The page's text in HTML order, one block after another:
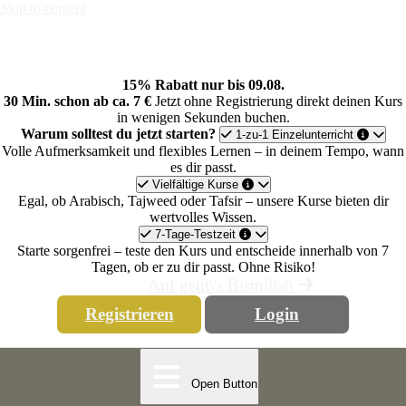
15% Rabatt nur bis 09.08.
30 Min. schon ab ca. 7 € Jetzt ohne Registrierung direkt deinen Kurs
in wenigen Sekunden buchen.
Warum solltest du jetzt starten?
1-zu-1 Einzelunterricht
Volle Aufmerksamkeit und flexibles Lernen – in deinem Tempo, wann
es dir passt.
Vielfältige Kurse
Egal, ob Arabisch, Tajweed oder Tafsir – unsere Kurse bieten dir
wertvolles Wissen.
7-Tage-Testzeit
Starte sorgenfrei – teste den Kurs und entscheide innerhalb von 7
Tagen, ob er zu dir passt. Ohne Risiko!
Registrieren
Login
Open Button